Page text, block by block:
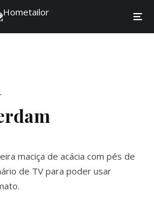
maciça de acácia com pés de
de TV para poder usar